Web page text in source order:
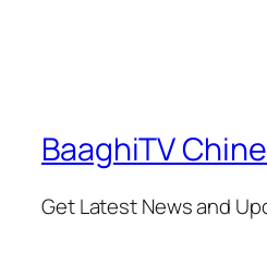
BaaghiTV
Get Latest News and